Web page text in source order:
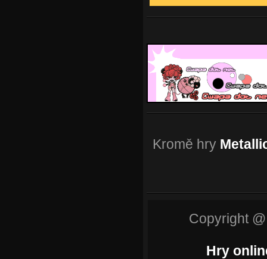
Kromě hry
Copyright
Hry